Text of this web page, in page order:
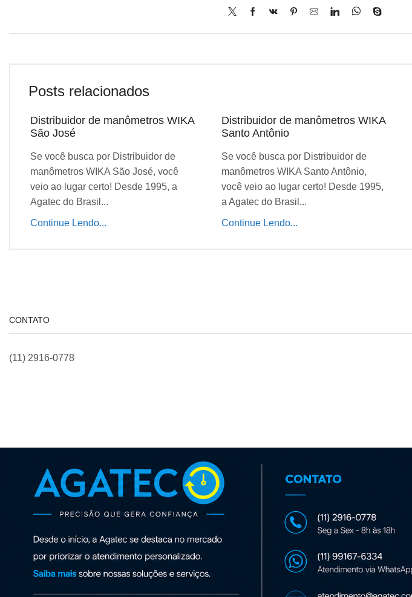
Posts relacionados
Distribuidor de manômetros WIKA
São José
Se você busca por Distribuidor de
manômetros WIKA São José, você
veio ao lugar certo! Desde 1995, a
Agatec do Brasil...
Continue Lendo...
Distribuidor de manômetros WIKA
Santo Antônio
Se você busca por Distribuidor de
manômetros WIKA Santo Antônio,
você veio ao lugar certo! Desde 1995,
a Agatec do Brasil...
Continue Lendo...
CONTATO
(11) 2916-0778